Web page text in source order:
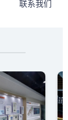
联系我们